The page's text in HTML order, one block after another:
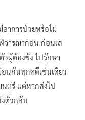
อาการป่วยหรือไม่
ารณาก่อน ก่อนเส
วผู้ต้องขัง ไปรักษา
อนกันทุกคดีเช่นเดียว
ตรี แต่หากส่งไป
งตัวกลับ